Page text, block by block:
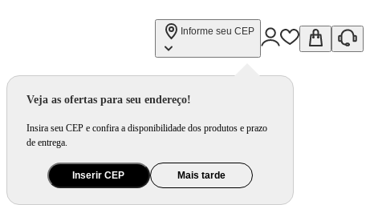
Informe seu CEP
Veja as ofertas para seu endereço!
Insira seu CEP e confira a disponibilidade dos produtos e prazo
de entrega.
Inserir CEP Mais tarde